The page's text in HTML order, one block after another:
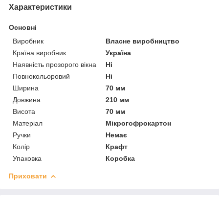
Характеристики
Основні
Виробник
Власне виробництво
Країна виробник
Україна
Наявність прозорого вікна
Ні
Повнокольоровий
Ні
Ширина
70 мм
Довжина
210 мм
Висота
70 мм
Матеріал
Мікрогофрокартон
Ручки
Немає
Колір
Крафт
Упаковка
Коробка
Приховати